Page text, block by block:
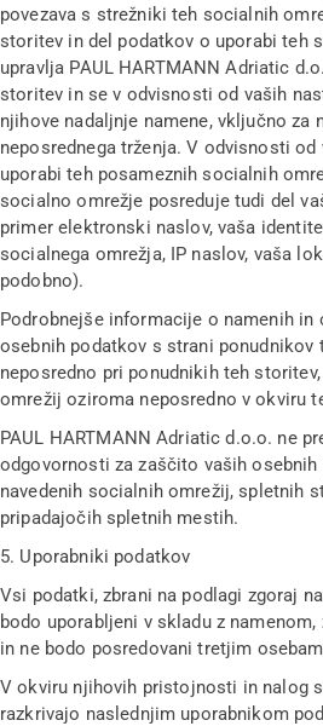
povezava s strežniki teh socialnih
storitev in del podatkov o uporabi teh
upravlja PAUL HARTMANN Adriatic
storitev in se v odvisnosti od vaših
njihove nadaljnje namene, vključno za
neposrednega trženja. V odvisnosti
uporabi teh posameznih socialnih
socialno omrežje posreduje tudi del
primer elektronski naslov, vaša
socialnega omrežja, IP naslov, vaša
podobno).
Podrobnejše informacije o namenih in
osebnih podatkov s strani ponudnikov
neposredno pri ponudnikih teh
omrežij oziroma neposredno v okviru
PAUL HARTMANN Adriatic d.o.o. ne
odgovornosti za zaščito vaših
navedenih socialnih omrežij, spletnih
pripadajočih spletnih mestih.
5. Uporabniki podatkov
Vsi podatki, zbrani na podlagi zgoraj
bodo uporabljeni v skladu z
in ne bodo posredovani tretjim
V okviru njihovih pristojnosti in nalog
razkrivajo naslednjim uporabnikom